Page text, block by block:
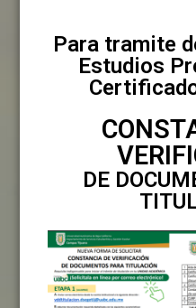
Para tramite
Estudios
DE